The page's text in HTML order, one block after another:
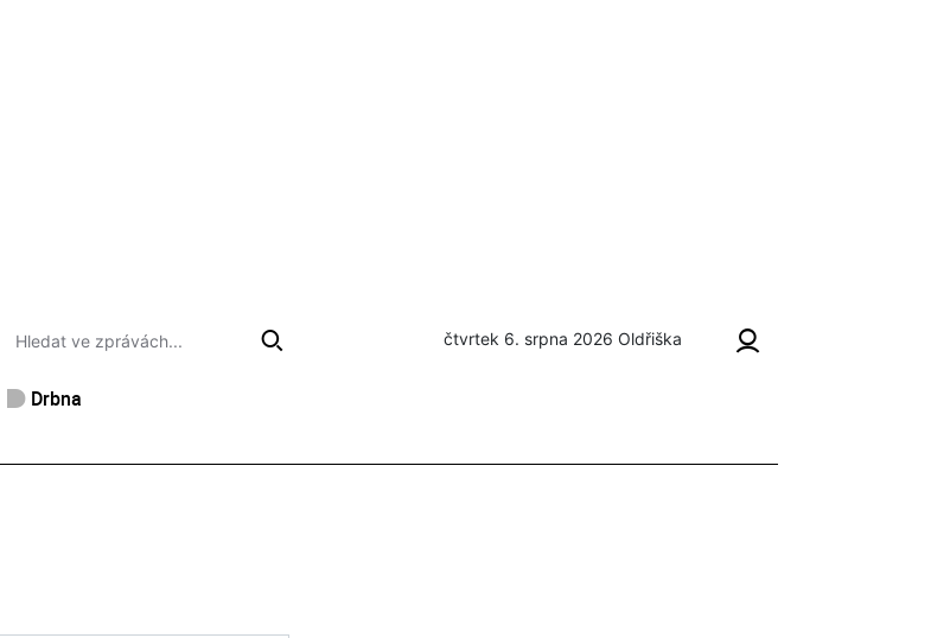
čtvrtek 6. srpna 2026 Oldřiška
Drbna